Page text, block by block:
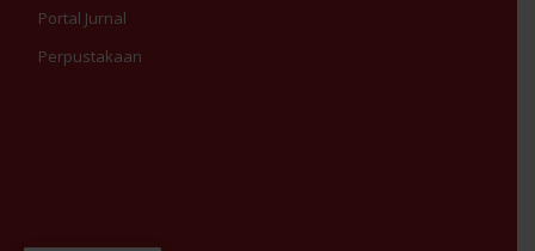
Portal Jurnal
Perpustakaan